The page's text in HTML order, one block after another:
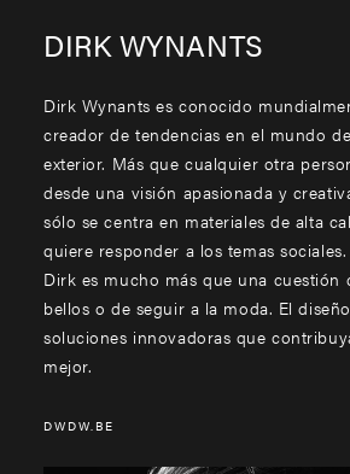
DIRK WYNANTS
Dirk Wynants es conocido
creador de tendencias en el mundo
exterior. Más que cualquier otra
desde una visión apasionada y
sólo se centra en materiales de alta
quiere responder a los temas
Dirk es mucho más que una cuestión
bellos o de seguir a la moda. El
soluciones innovadoras que
mejor.
DWDW.BE